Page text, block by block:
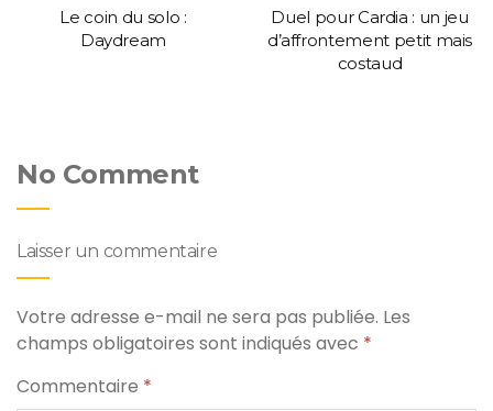
Le coin du solo :
Daydream
Duel pour Cardia : un jeu
d’affrontement petit mais
costaud
No Comment
Laisser un commentaire
Votre adresse e-mail ne sera pas publiée. Les
champs obligatoires sont indiqués avec *
Commentaire *